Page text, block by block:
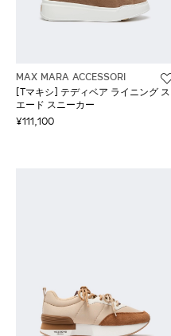
MAX MARA ACCESSORI
[Tマキシ] テディベア ライニング ス
エード スニーカー
¥111,100